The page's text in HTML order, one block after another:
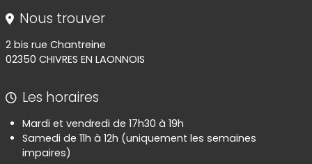
Nous trouver
2 bis rue Chantreine
02350 CHIVRES EN LAONNOIS
Les horaires
Mardi et vendredi de 17h30 à 19h
Samedi de 11h à 12h (uniquement les semaines
impaires)